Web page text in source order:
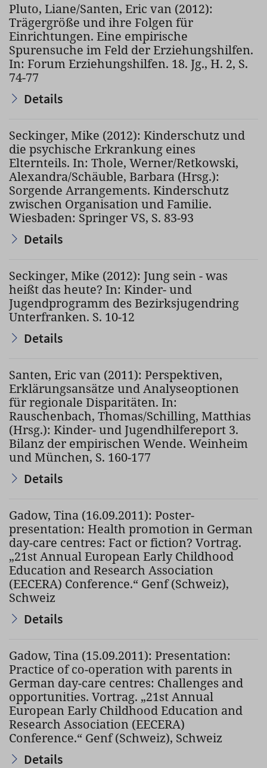
Pluto, Liane/Santen, Eric van (2012):
Trägergröße und ihre Folgen für
Einrichtungen. Eine empirische
Spurensuche im Feld der Erziehungshilfen.
In: Forum Erziehungshilfen. 18. Jg., H. 2, S.
74-77
Details
Seckinger, Mike (2012): Kinderschutz und
die psychische Erkrankung eines
Elternteils. In: Thole, Werner/Retkowski,
Alexandra/Schäuble, Barbara (Hrsg.):
Sorgende Arrangements. Kinderschutz
zwischen Organisation und Familie.
Wiesbaden: Springer VS, S. 83-93
Details
Seckinger, Mike (2012): Jung sein - was
heißt das heute? In: Kinder- und
Jugendprogramm des Bezirksjugendring
Unterfranken. S. 10-12
Details
Santen, Eric van (2011): Perspektiven,
Erklärungsansätze und Analyseoptionen
für regionale Disparitäten. In:
Rauschenbach, Thomas/Schilling, Matthias
(Hrsg.): Kinder- und Jugendhilfereport 3.
Bilanz der empirischen Wende. Weinheim
und München, S. 160-177
Details
Gadow, Tina (16.09.2011): Poster-
presentation: Health promotion in German
day-care centres: Fact or fiction? Vortrag.
„21st Annual European Early Childhood
Education and Research Association
(EECERA) Conference.“ Genf (Schweiz),
Schweiz
Details
Gadow, Tina (15.09.2011): Presentation:
Practice of co-operation with parents in
German day-care centres: Challenges and
opportunities. Vortrag. „21st Annual
European Early Childhood Education and
Research Association (EECERA)
Conference.“ Genf (Schweiz), Schweiz
Details